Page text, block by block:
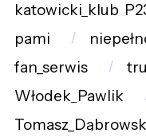
pami
fan_serwis
Włodek_Pawlik